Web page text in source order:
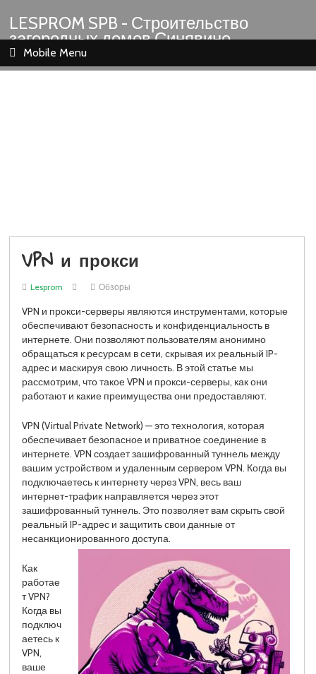
LESPROM SPB - Строительство
загородных домов Синявино
Шлиссельбург Кировск Назия
Mobile Menu
VPN и прокси
Lesprom Обзоры
VPN и прокси-серверы являются инструментами, которые
обеспечивают безопасность и конфиденциальность в
интернете. Они позволяют пользователям анонимно
обращаться к ресурсам в сети, скрывая их реальный IP-
адрес и маскируя свою личность. В этой статье мы
рассмотрим, что такое VPN и прокси-серверы, как они
работают и какие преимущества они предоставляют.
VPN (Virtual Private Network) — это технология, которая
обеспечивает безопасное и приватное соединение в
интернете. VPN создает зашифрованный туннель между
вашим устройством и удаленным сервером VPN. Когда вы
подключаетесь к интернету через VPN, весь ваш
интернет-трафик направляется через этот
зашифрованный туннель. Это позволяет вам скрыть свой
реальный IP-адрес и защитить свои данные от
несанкционированного доступа.
Как
работае
т VPN?
Когда вы
подключ
аетесь к
VPN,
ваше